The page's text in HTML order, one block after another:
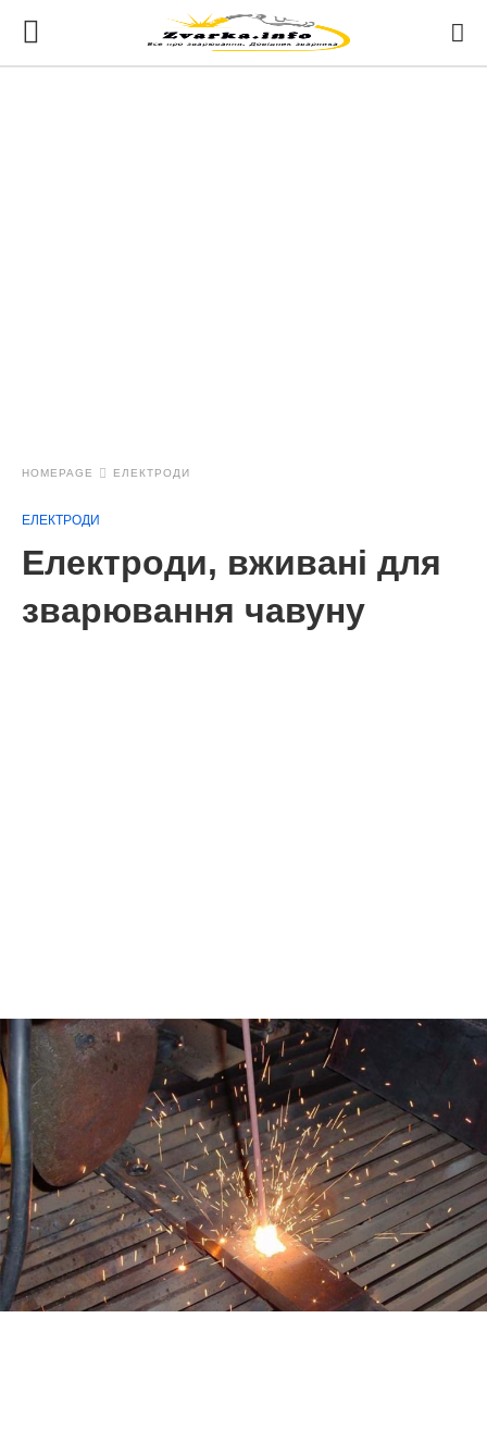
HOMEPAGE ЕЛЕКТРОДИ
ЕЛЕКТРОДИ
Електроди, вживані для
зварювання чавуну